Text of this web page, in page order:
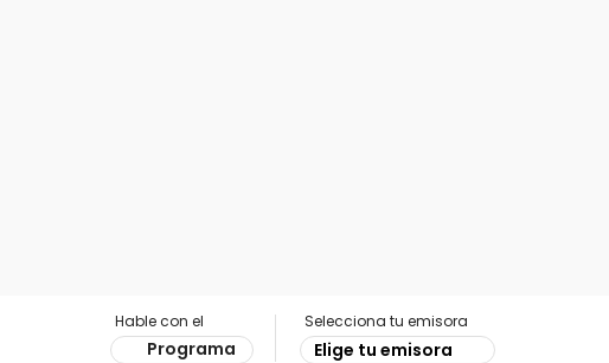
Hable con el
Programa
Selecciona tu emisora
Elige tu emisora